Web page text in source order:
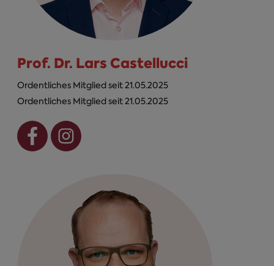
Prof. Dr. Lars Castellucci
Ordentliches Mitglied seit 21.05.2025
Ordentliches Mitglied seit 21.05.2025